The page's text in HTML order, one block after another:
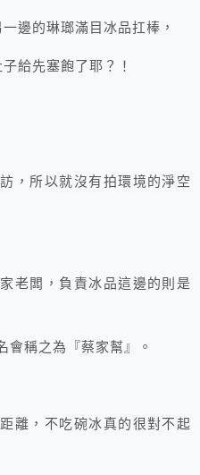
邊的琳瑯滿目冰品扛棒，
給先塞飽了耶？！
，所以就沒有拍環境的淨空
老闆，負責冰品這邊的則是
會稱之為『蔡家幫』。
離，不吃碗冰真的很對不起